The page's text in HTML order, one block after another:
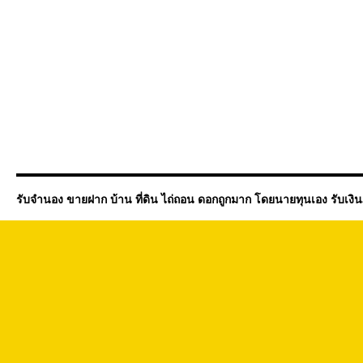
รับจำนอง ขายฝาก บ้าน ที่ดิน ไถ่ถอน ดอกถูกมาก โดยนายทุนเอง รับเงิ